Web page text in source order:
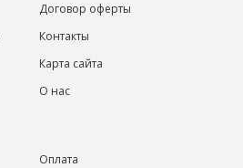
Договор оферты
Контакты
Карта сайта
О нас
Оплата